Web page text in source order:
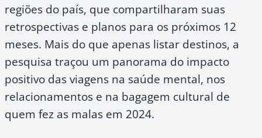
regiões do país, que compartilharam suas
retrospectivas e planos para os próximos 12
meses. Mais do que apenas listar destinos, a
pesquisa traçou um panorama do impacto
positivo das viagens na saúde mental, nos
relacionamentos e na bagagem cultural de
quem fez as malas em 2024.